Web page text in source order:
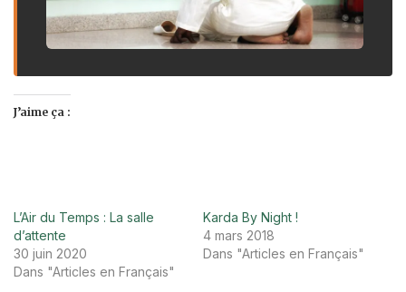
J’aime ça :
L’Air du Temps : La salle
d’attente
30 juin 2020
Dans "Articles en Français"
Karda By Night !
4 mars 2018
Dans "Articles en Français"